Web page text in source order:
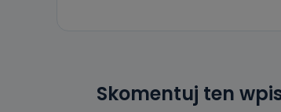
Skomentuj ten